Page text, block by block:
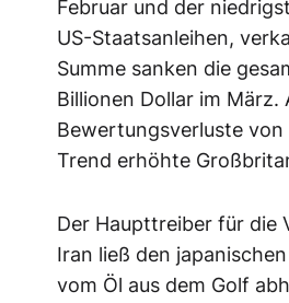
Februar und der
US-Staatsanleihen,
Summe sanken die
Billionen Dollar im
Bewertungsverluste von
Trend erhöhte
Der Haupttreiber für die
Iran ließ den
vom Öl aus dem Golf